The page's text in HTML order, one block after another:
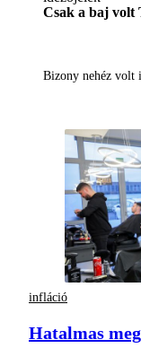
Csak a baj volt
Bizony nehéz volt
infláció
Hatalmas